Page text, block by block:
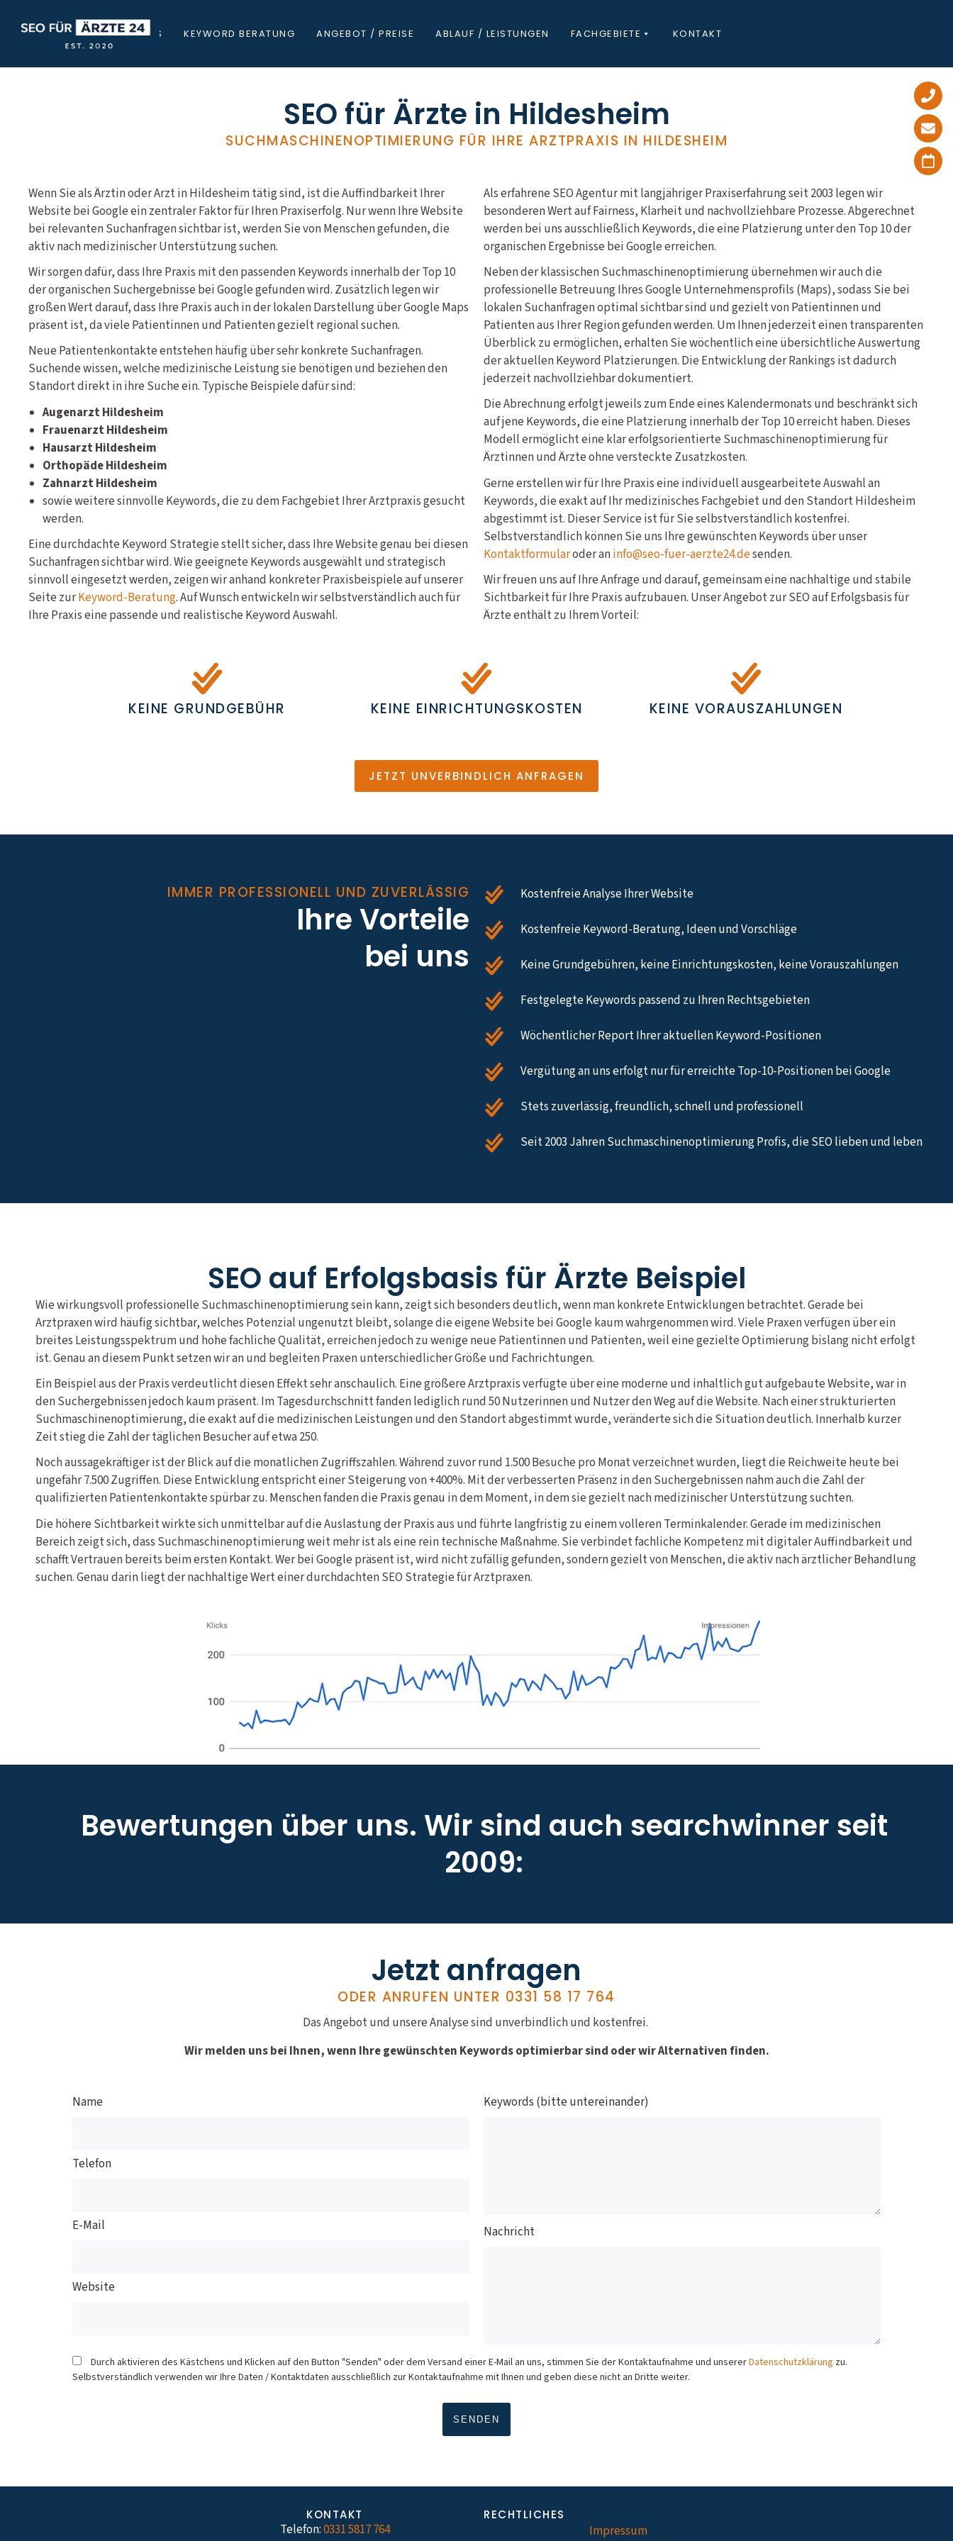
STARTSEITE ÜBER UNS KEYWORD BERATUNG ANGEBOT / PREISE ABLAUF / LEISTUNGEN FACHGEBIETE KONTAKT
SEO für Ärzte in Hildesheim
SUCHMASCHINENOPTIMIERUNG FÜR IHRE ARZTPRAXIS IN HILDESHEIM
Wenn Sie als Ärztin oder Arzt in Hildesheim tätig sind, ist die Auffindbarkeit Ihrer
Website bei Google ein zentraler Faktor für Ihren Praxiserfolg. Nur wenn Ihre Website
bei relevanten Suchanfragen sichtbar ist, werden Sie von Menschen gefunden, die
aktiv nach medizinischer Unterstützung suchen.
Wir sorgen dafür, dass Ihre Praxis mit den passenden Keywords innerhalb der Top 10
der organischen Suchergebnisse bei Google gefunden wird. Zusätzlich legen wir
großen Wert darauf, dass Ihre Praxis auch in der lokalen Darstellung über Google Maps
präsent ist, da viele Patientinnen und Patienten gezielt regional suchen.
Neue Patientenkontakte entstehen häufig über sehr konkrete Suchanfragen.
Suchende wissen, welche medizinische Leistung sie benötigen und beziehen den
Standort direkt in ihre Suche ein. Typische Beispiele dafür sind:
Augenarzt Hildesheim
Frauenarzt Hildesheim
Hausarzt Hildesheim
Orthopäde Hildesheim
Zahnarzt Hildesheim
sowie weitere sinnvolle Keywords, die zu dem Fachgebiet Ihrer Arztpraxis gesucht
werden.
Eine durchdachte Keyword Strategie stellt sicher, dass Ihre Website genau bei diesen
Suchanfragen sichtbar wird. Wie geeignete Keywords ausgewählt und strategisch
sinnvoll eingesetzt werden, zeigen wir anhand konkreter Praxisbeispiele auf unserer
Seite zurKeyword-Beratung. Auf Wunsch entwickeln wir selbstverständlich auch für
Ihre Praxis eine passende und realistische Keyword Auswahl.
Als erfahrene SEO Agentur mit langjähriger Praxiserfahrung seit 2003 legen wir
besonderen Wert auf Fairness, Klarheit und nachvollziehbare Prozesse. Abgerechnet
werden bei uns ausschließlich Keywords, die eine Platzierung unter den Top 10 der
organischen Ergebnisse bei Google erreichen.
Neben der klassischen Suchmaschinenoptimierung übernehmen wir auch die
professionelle Betreuung Ihres Google Unternehmensprofils (Maps), sodass Sie bei
lokalen Suchanfragen optimal sichtbar sind und gezielt von Patientinnen und
Patienten aus Ihrer Region gefunden werden. Um Ihnen jederzeit einen transparenten
Überblick zu ermöglichen, erhalten Sie wöchentlich eine übersichtliche Auswertung
der aktuellen Keyword Platzierungen. Die Entwicklung der Rankings ist dadurch
jederzeit nachvollziehbar dokumentiert.
Die Abrechnung erfolgt jeweils zum Ende eines Kalendermonats und beschränkt sich
auf jene Keywords, die eine Platzierung innerhalb der Top 10 erreicht haben. Dieses
Modell ermöglicht eine klar erfolgsorientierte Suchmaschinenoptimierung für
Ärztinnen und Ärzte ohne versteckte Zusatzkosten.
Gerne erstellen wir für Ihre Praxis eine individuell ausgearbeitete Auswahl an
Keywords, die exakt auf Ihr medizinisches Fachgebiet und den Standort Hildesheim
abgestimmt ist. Dieser Service ist für Sie selbstverständlich kostenfrei.
Selbstverständlich können Sie uns Ihre gewünschten Keywords über unser
Kontaktformularoder aninfo@seo-fuer-aerzte24.desenden.
Wir freuen uns auf Ihre Anfrage und darauf, gemeinsam eine nachhaltige und stabile
Sichtbarkeit für Ihre Praxis aufzubauen. Unser Angebot zur SEO auf Erfolgsbasis für
Ärzte enthält zu Ihrem Vorteil:
KEINE GRUNDGEBÜHR KEINE EINRICHTUNGSKOSTEN KEINE VORAUSZAHLUNGEN
JETZT UNVERBINDLICH ANFRAGEN
IMMER PROFESSIONELL UND ZUVERLÄSSIG
Ihre Vorteile
bei uns
Kostenfreie Analyse Ihrer Website
Kostenfreie Keyword-Beratung, Ideen und Vorschläge
Keine Grundgebühren, keine Einrichtungskosten, keine Vorauszahlungen
Festgelegte Keywords passend zu Ihren Rechtsgebieten
Wöchentlicher Report Ihrer aktuellen Keyword-Positionen
Vergütung an uns erfolgt nur für erreichte Top-10-Positionen bei Google
Stets zuverlässig, freundlich, schnell und professionell
Seit 2003 Jahren Suchmaschinenoptimierung Profis, die SEO lieben und leben
SEO auf Erfolgsbasis für Ärzte Beispiel
Wie wirkungsvoll professionelle Suchmaschinenoptimierung sein kann, zeigt sich besonders deutlich, wenn man konkrete Entwicklungen betrachtet. Gerade bei
Arztpraxen wird häufig sichtbar, welches Potenzial ungenutzt bleibt, solange die eigene Website bei Google kaum wahrgenommen wird. Viele Praxen verfügen über ein
breites Leistungsspektrum und hohe fachliche Qualität, erreichen jedoch zu wenige neue Patientinnen und Patienten, weil eine gezielte Optimierung bislang nicht erfolgt
ist. Genau an diesem Punkt setzen wir an und begleiten Praxen unterschiedlicher Größe und Fachrichtungen.
Ein Beispiel aus der Praxis verdeutlicht diesen Effekt sehr anschaulich. Eine größere Arztpraxis verfügte über eine moderne und inhaltlich gut aufgebaute Website, war in
den Suchergebnissen jedoch kaum präsent. Im Tagesdurchschnitt fanden lediglich rund 50 Nutzerinnen und Nutzer den Weg auf die Website. Nach einer strukturierten
Suchmaschinenoptimierung, die exakt auf die medizinischen Leistungen und den Standort abgestimmt wurde, veränderte sich die Situation deutlich. Innerhalb kurzer
Zeit stieg die Zahl der täglichen Besucher auf etwa 250.
Noch aussagekräftiger ist der Blick auf die monatlichen Zugriffszahlen. Während zuvor rund 1.500 Besuche pro Monat verzeichnet wurden, liegt die Reichweite heute bei
ungefähr 7.500 Zugriffen. Diese Entwicklung entspricht einer Steigerung von +400%. Mit der verbesserten Präsenz in den Suchergebnissen nahm auch die Zahl der
qualifizierten Patientenkontakte spürbar zu. Menschen fanden die Praxis genau in dem Moment, in dem sie gezielt nach medizinischer Unterstützung suchten.
Die höhere Sichtbarkeit wirkte sich unmittelbar auf die Auslastung der Praxis aus und führte langfristig zu einem volleren Terminkalender. Gerade im medizinischen
Bereich zeigt sich, dass Suchmaschinenoptimierung weit mehr ist als eine rein technische Maßnahme. Sie verbindet fachliche Kompetenz mit digitaler Auffindbarkeit und
schafft Vertrauen bereits beim ersten Kontakt. Wer bei Google präsent ist, wird nicht zufällig gefunden, sondern gezielt von Menschen, die aktiv nach ärztlicher Behandlung
suchen. Genau darin liegt der nachhaltige Wert einer durchdachten SEO Strategie für Arztpraxen.
Bewertungen über uns. Wir sind auch searchwinner seit
2009:
Jetzt anfragen
ODER ANRUFEN UNTER 0331 58 17 764
Das Angebot und unsere Analyse sind unverbindlich und kostenfrei.
Wir melden uns bei Ihnen, wenn Ihre gewünschten Keywords optimierbar sind oder wir Alternativen finden.
Name
Telefon
E-Mail
Website
Keywords (bitte untereinander)
Nachricht
Durch aktivieren des Kästchens und Klicken auf den Button "Senden" oder dem Versand einer E-Mail an uns, stimmen Sie der Kontaktaufnahme und unsererDatenschutzklärung zu.
Selbstverständlich verwenden wir Ihre Daten / Kontaktdaten ausschließlich zur Kontaktaufnahme mit Ihnen und geben diese nicht an Dritte weiter.
KONTAKT
Telefon:0331 5817 764
RECHTLICHES
Impressum